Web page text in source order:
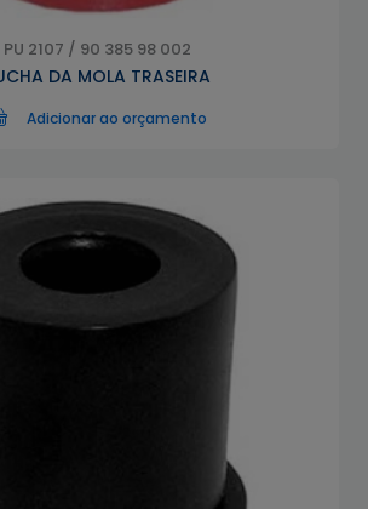
PU 2107 / 90 385 98 002
DA MOLA TRASEIRA
Adicionar ao orçamento